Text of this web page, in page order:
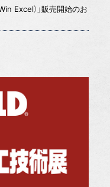
Excel）」販売開始のお